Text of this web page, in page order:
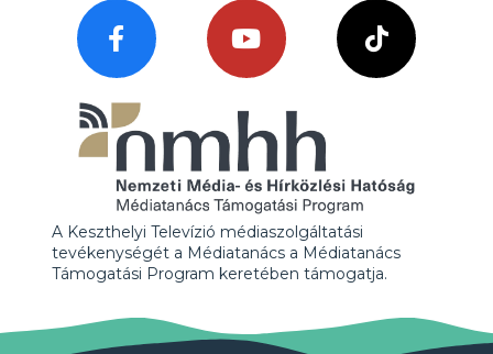
A Keszthelyi Televízió médiaszolgáltatási
tevékenységét a Médiatanács a Médiatanács
Támogatási Program keretében támogatja.